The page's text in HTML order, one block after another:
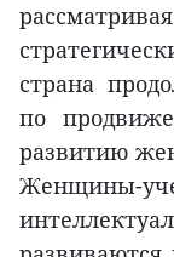
страна
по
развитию